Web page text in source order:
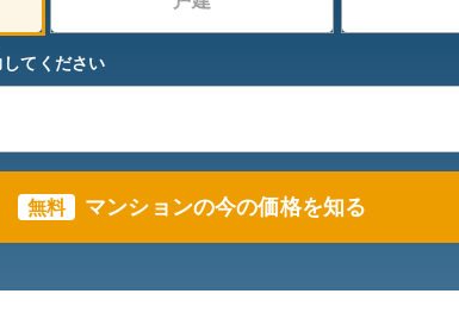
てください
無料 マンションの今の価格を知る